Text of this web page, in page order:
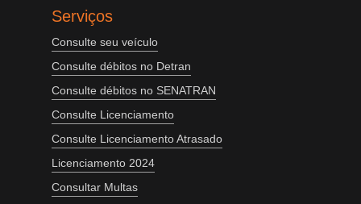
Serviços
Consulte seu veículo
Consulte débitos no Detran
Consulte débitos no SENATRAN
Consulte Licenciamento
Consulte Licenciamento Atrasado
Licenciamento 2024
Consultar Multas